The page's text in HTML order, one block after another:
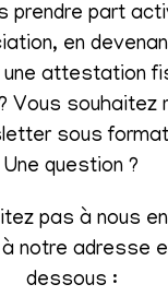
prendre part
en
une attestation
Vous souhaitez
sous
Une question ?
pas à nous
notre adresse
dessous :